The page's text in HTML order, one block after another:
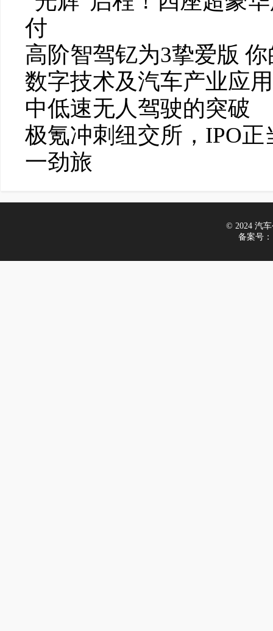
付
高阶智驾钇为3挚爱版
数字技术及汽车产业应
中低速无人驾驶的突破
极氪冲刺纽交所，IPO
一劲旅
© 2024 汽车
备案号：